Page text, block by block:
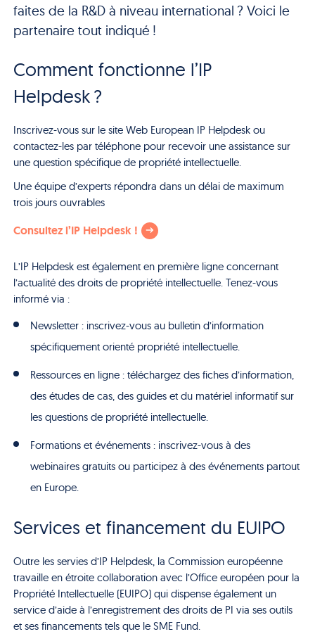
faites de la R&D à niveau international ? Voici le
partenaire tout indiqué !
Comment fonctionne l’IP
Helpdesk ?
Inscrivez-vous sur le site Web European IP Helpdesk ou
contactez-les par téléphone pour recevoir une assistance sur
une question spécifique de propriété intellectuelle.
Une équipe d’experts répondra dans un délai de maximum
trois jours ouvrables
Consultez l’IP Helpdesk !
L’IP Helpdesk est également en première ligne concernant
l’actualité des droits de propriété intellectuelle. Tenez-vous
informé via :
Newsletter : inscrivez-vous au bulletin d’information
spécifiquement orienté propriété intellectuelle.
Ressources en ligne : téléchargez des fiches d’information,
des études de cas, des guides et du matériel informatif sur
les questions de propriété intellectuelle.
Formations et événements : inscrivez-vous à des
webinaires gratuits ou participez à des événements partout
en Europe.
Services et financement du EUIPO
Outre les servies d’IP Helpdesk, la Commission européenne
travaille en étroite collaboration avec l’Office européen pour la
Propriété Intellectuelle (EUIPO) qui dispense également un
service d’aide à l’enregistrement des droits de PI via ses outils
et ses financements tels que le SME Fund.